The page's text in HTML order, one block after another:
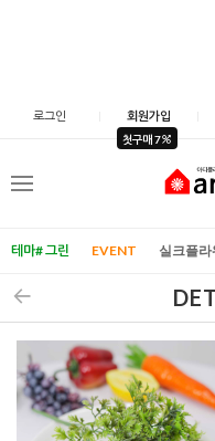
로그인 회원가입
첫구매 7
메
테마# 그린 EVENT 실크플라